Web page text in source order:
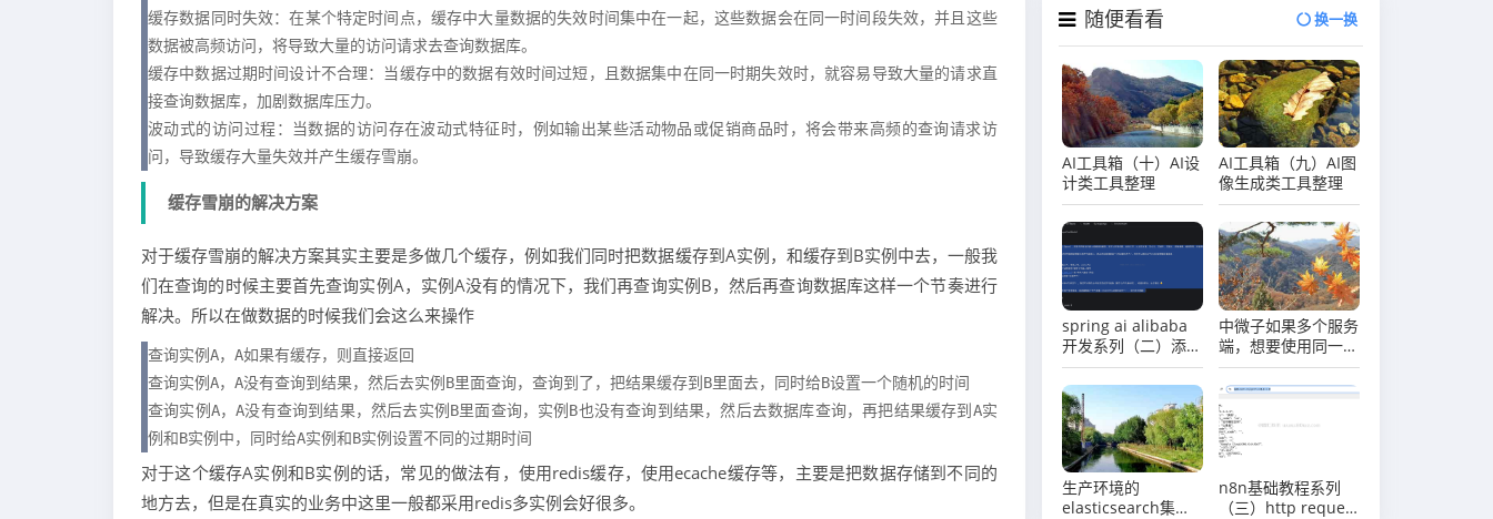
缓存数据同时失效：在某个特定时间点，缓存中大量数据的失效时间集中在一起，这些数据会在同一时间段失效，并且这些
数据被高频访问，将导致大量的访问请求去查询数据库。
缓存中数据过期时间设计不合理：当缓存中的数据有效时间过短，且数据集中在同一时期失效时，就容易导致大量的请求直
接查询数据库，加剧数据库压力。
波动式的访问过程：当数据的访问存在波动式特征时，例如输出某些活动物品或促销商品时，将会带来高频的查询请求访
问，导致缓存大量失效并产生缓存雪崩。
缓存雪崩的解决方案
对于缓存雪崩的解决方案其实主要是多做几个缓存，例如我们同时把数据缓存到A实例，和缓存到B实例中去，一般我
们在查询的时候主要首先查询实例A，实例A没有的情况下，我们再查询实例B，然后再查询数据库这样一个节奏进行
解决。所以在做数据的时候我们会这么来操作
查询实例A，A如果有缓存，则直接返回
查询实例A，A没有查询到结果，然后去实例B里面查询，查询到了，把结果缓存到B里面去，同时给B设置一个随机的时间
查询实例A，A没有查询到结果，然后去实例B里面查询，实例B也没有查询到结果，然后去数据库查询，再把结果缓存到A实
例和B实例中，同时给A实例和B实例设置不同的过期时间
对于这个缓存A实例和B实例的话，常见的做法有，使用redis缓存，使用ecache缓存等，主要是把数据存储到不同的
地方去，但是在真实的业务中这里一般都采用redis多实例会好很多。
随便看看 换一换
AI工具箱（十）AI设
计类工具整理
AI工具箱（九）AI图
像生成类工具整理
spring ai alibaba
开发系列（二）添加
系统提示词
中微子如果多个服务
端，想要使用同一个
客户端，这种模式支
持吗？
生产环境的
elasticsearch集群
n8n基础教程系列
（三）http request